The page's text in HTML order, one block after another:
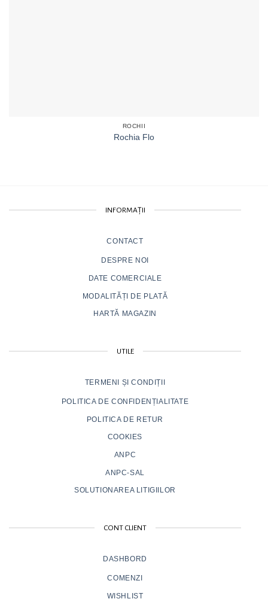
ROCHII
Rochia Flo
INFORMAȚII
CONTACT
DESPRE NOI
DATE COMERCIALE
MODALITĂȚI DE PLATĂ
HARTĂ MAGAZIN
UTILE
TERMENI ȘI CONDIȚII
POLITICA DE CONFIDENȚIALITATE
POLITICA DE RETUR
COOKIES
ANPC
ANPC-SAL
SOLUTIONAREA LITIGIILOR
CONT CLIENT
DASHBORD
COMENZI
WISHLIST